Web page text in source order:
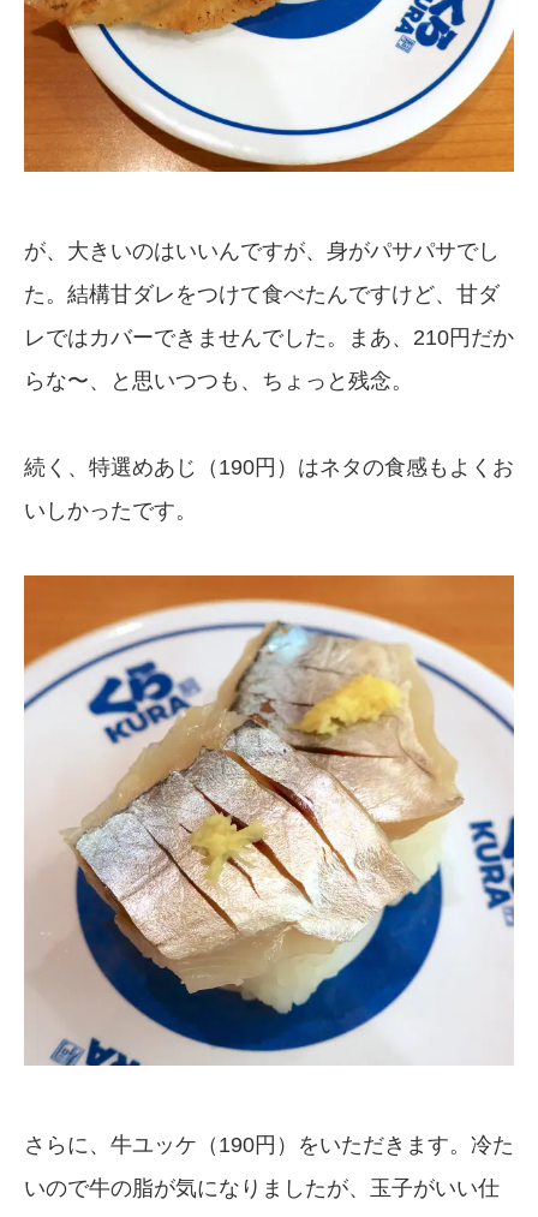
が、大きいのはいいんですが、身がパサパサでし
た。結構甘ダレをつけて食べたんですけど、甘ダ
レではカバーできませんでした。まあ、210円だか
らな〜、と思いつつも、ちょっと残念。
続く、特選めあじ（190円）はネタの食感もよくお
いしかったです。
さらに、牛ユッケ（190円）をいただきます。冷た
いので牛の脂が気になりましたが、玉子がいい仕